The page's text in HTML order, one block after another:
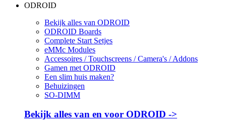
ODROID
Bekijk alles van ODROID
ODROID Boards
Complete Start Setjes
eMMc Modules
Accessoires / Touchscreens / Camera's / Addons
Gamen met ODROID
Een slim huis maken?
Behuizingen
SO-DIMM
Bekijk alles van en voor ODROID ->